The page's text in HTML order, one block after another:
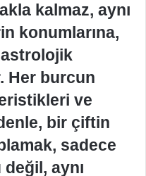
kalmaz, aynı
konumlarına,
astrolojik
Her burcun
ve
bir çiftin
sadece
aynı